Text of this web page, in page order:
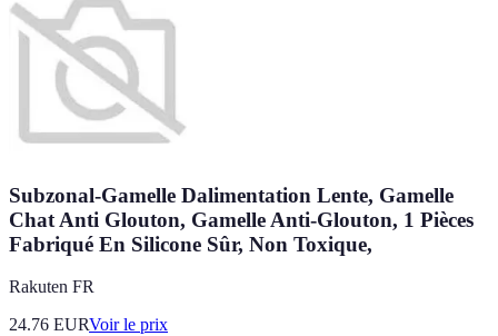
Subzonal-Gamelle Dalimentation Lente, Gamelle
Chat Anti Glouton, Gamelle Anti-Glouton, 1 Pièces
Fabriqué En Silicone Sûr, Non Toxique,
Rakuten FR
24.76 EURVoir le prix